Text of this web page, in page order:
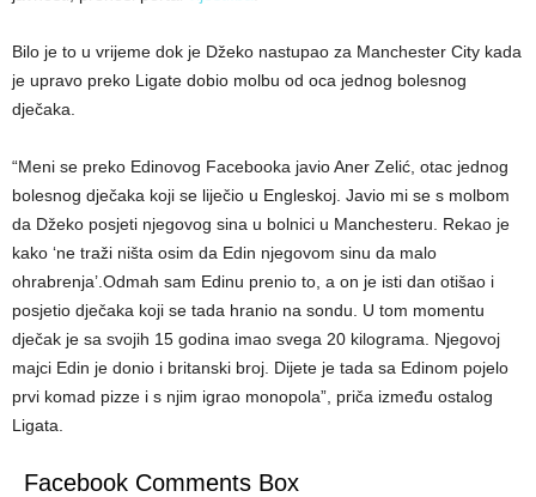
Bilo je to u vrijeme dok je Džeko nastupao za Manchester City kada
je upravo preko Ligate dobio molbu od oca jednog bolesnog
dječaka.
“Meni se preko Edinovog Facebooka javio Aner Zelić, otac jednog
bolesnog dječaka koji se liječio u Engleskoj. Javio mi se s molbom
da Džeko posjeti njegovog sina u bolnici u Manchesteru. Rekao je
kako ‘ne traži ništa osim da Edin njegovom sinu da malo
ohrabrenja’.Odmah sam Edinu prenio to, a on je isti dan otišao i
posjetio dječaka koji se tada hranio na sondu. U tom momentu
dječak je sa svojih 15 godina imao svega 20 kilograma. Njegovoj
majci Edin je donio i britanski broj. Dijete je tada sa Edinom pojelo
prvi komad pizze i s njim igrao monopola”, priča između ostalog
Ligata.
Facebook Comments Box